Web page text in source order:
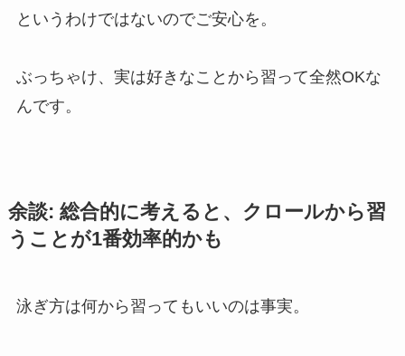
というわけではないのでご安心を。
ぶっちゃけ、実は好きなことから習って全然OKな
んです。
余談: 総合的に考えると、クロールから習
うことが1番効率的かも
泳ぎ方は何から習ってもいいのは事実。